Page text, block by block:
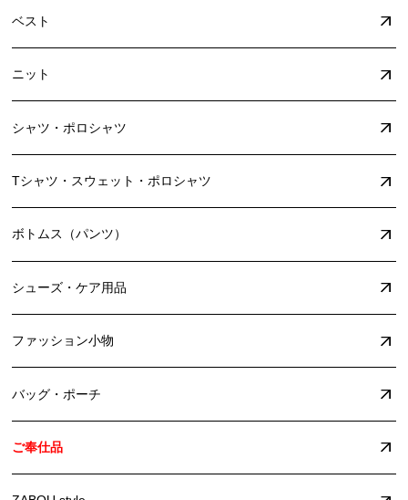
ベスト
ニット
シャツ・ポロシャツ
Tシャツ・スウェット・ポロシャツ
ボトムス（パンツ）
シューズ・ケア用品
ファッション小物
バッグ・ポーチ
ご奉仕品